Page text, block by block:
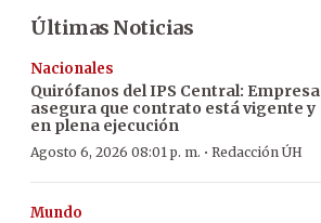
Últimas Noticias
Nacionales
Quirófanos del IPS Central: Empresa
asegura que contrato está vigente y
en plena ejecución
Agosto 6, 2026 08:01 p. m. · Redacción ÚH
Mundo